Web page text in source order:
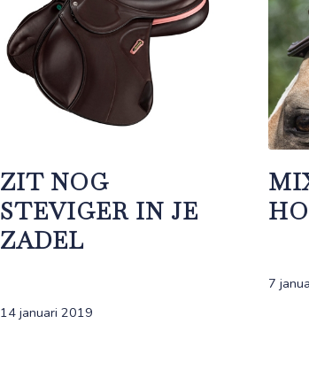
ZIT NOG
STEVIGER IN JE
ZADEL
14 januari 2019
7